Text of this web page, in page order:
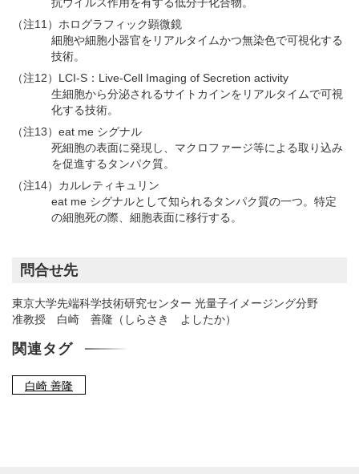
抗ウイルス作用を有する低分子化合物。
（注11）ホログラフィック顕微鏡
細胞や細胞小器官をリアルタイムかつ無染色で可視化する
技術。
（注12）LCI-S：Live-Cell Imaging of Secretion activity
生細胞から分泌されるサイトカインをリアルタイムで可視
化する技術。
（注13）eat me シグナル
死細胞の表面に発現し、マクロファージ等による取り込み
を促進するタンパク質。
（注14）カルレティキュリン
eat me シグナルとして知られるタンパク質の一つ。特定
の細胞死の際、細胞表面に移行する。
問合せ先
東京大学先端科学技術研究センター 光量子イメージング分野
准教授 白崎 善隆（しらさき よしたか）
関連タグ
白崎 善隆